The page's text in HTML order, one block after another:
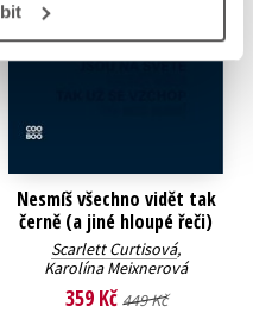
Nesmíš všechno vidět tak
černě (a jiné hloupé řeči)
Scarlett Curtisová,
Karolína Meixnerová
359 Kč 449 Kč